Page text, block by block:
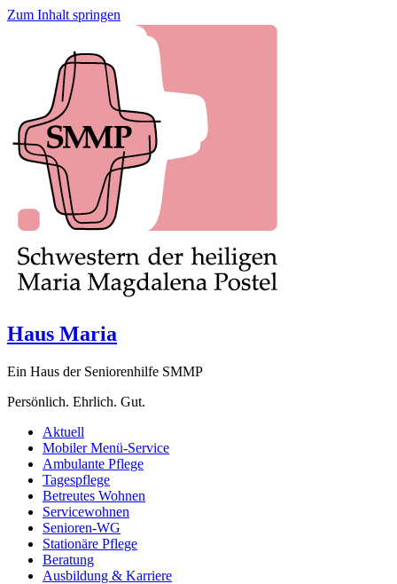
Zum Inhalt springen
Haus Maria
Ein Haus der Seniorenhilfe SMMP
Persönlich. Ehrlich. Gut.
Aktuell
Mobiler Menü-Service
Ambulante Pflege
Tagespflege
Betreutes Wohnen
Servicewohnen
Senioren-WG
Stationäre Pflege
Beratung
Ausbildung & Karriere